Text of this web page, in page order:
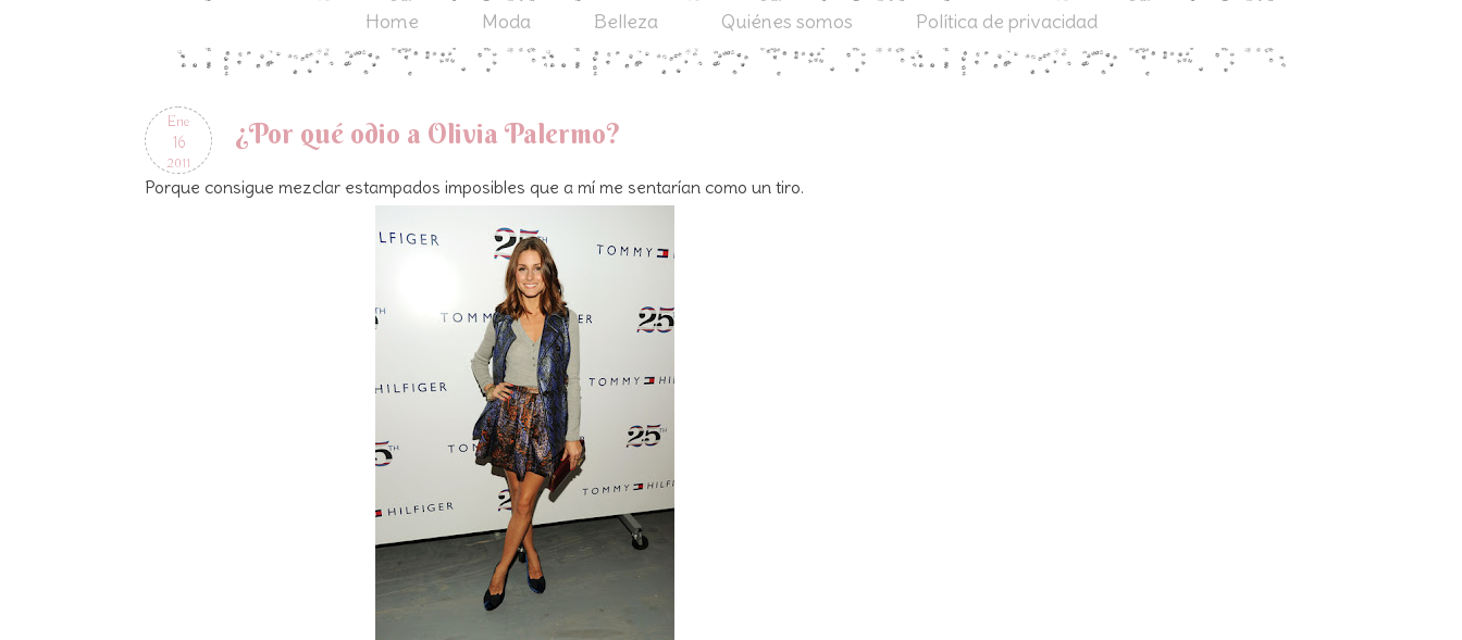
Home Moda Belleza Quiénes somos Política de privacidad
Ene
16
2011
¿Por qué odio a Olivia Palermo?
Porque consigue mezclar estampados imposibles que a mí me sentarían como un tiro.